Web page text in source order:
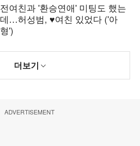
전여친과 '환승연애' 미팅도 했는
데…허성범, ♥여친 있었다 ('아
형')
더보기
ADVERTISEMENT